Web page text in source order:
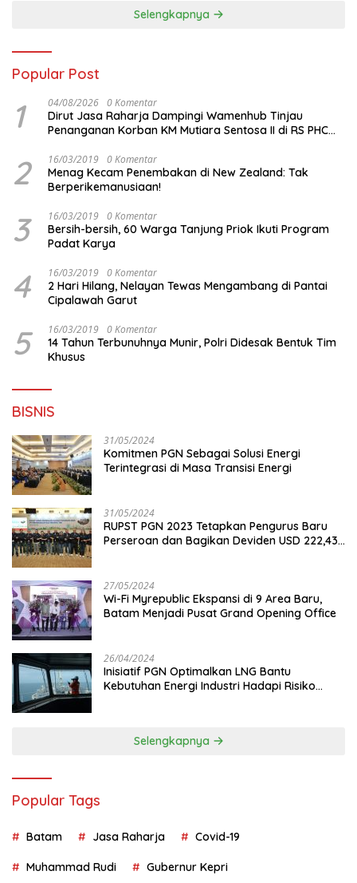
Selengkapnya
Popular Post
1 04/08/2026 0 Komentar
Dirut Jasa Raharja Dampingi Wamenhub Tinjau
Penanganan Korban KM Mutiara Sentosa II di RS PHC
2 16/03/2019 0 Komentar
Menag Kecam Penembakan di New Zealand: Tak
Berperikemanusiaan!
3 16/03/2019 0 Komentar
Bersih-bersih, 60 Warga Tanjung Priok Ikuti Program
Padat Karya
4 16/03/2019 0 Komentar
2 Hari Hilang, Nelayan Tewas Mengambang di Pantai
Cipalawah Garut
5 16/03/2019 0 Komentar
14 Tahun Terbunuhnya Munir, Polri Didesak Bentuk Tim
Khusus
BISNIS
31/05/2024
Komitmen PGN Sebagai Solusi Energi
Terintegrasi di Masa Transisi Energi
31/05/2024
RUPST PGN 2023 Tetapkan Pengurus Baru
Perseroan dan Bagikan Deviden USD 222,43
27/05/2024
Wi-Fi Myrepublic Ekspansi di 9 Area Baru,
Batam Menjadi Pusat Grand Opening Office
26/04/2024
Inisiatif PGN Optimalkan LNG Bantu
Kebutuhan Energi Industri Hadapi Risiko
Selengkapnya
Popular Tags
Batam Jasa Raharja Covid-19
Muhammad Rudi Gubernur Kepri